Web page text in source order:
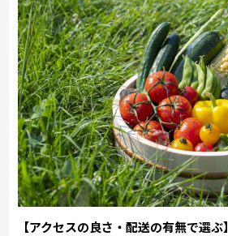
【アクセスの良さ・配送の有無で選ぶ】